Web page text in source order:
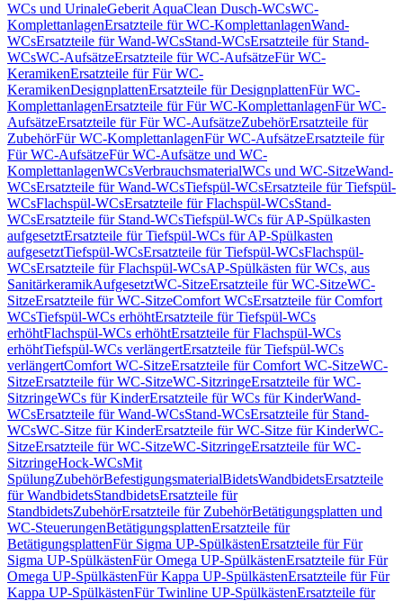
WCs und UrinaleGeberit AquaClean Dusch-WCsWC-
KomplettanlagenErsatzteile für WC-KomplettanlagenWand-
WCsErsatzteile für Wand-WCsStand-WCsErsatzteile für Stand-
WCsWC-AufsätzeErsatzteile für WC-AufsätzeFür WC-
KeramikenErsatzteile für Für WC-
KeramikenDesignplattenErsatzteile für DesignplattenFür WC-
KomplettanlagenErsatzteile für Für WC-KomplettanlagenFür WC-
AufsätzeErsatzteile für Für WC-AufsätzeZubehörErsatzteile für
ZubehörFür WC-KomplettanlagenFür WC-AufsätzeErsatzteile für
Für WC-AufsätzeFür WC-Aufsätze und WC-
KomplettanlagenWCsVerbrauchsmaterialWCs und WC-SitzeWand-
WCsErsatzteile für Wand-WCsTiefspül-WCsErsatzteile für Tiefspül-
WCsFlachspül-WCsErsatzteile für Flachspül-WCsStand-
WCsErsatzteile für Stand-WCsTiefspül-WCs für AP-Spülkasten
aufgesetztErsatzteile für Tiefspül-WCs für AP-Spülkasten
aufgesetztTiefspül-WCsErsatzteile für Tiefspül-WCsFlachspül-
WCsErsatzteile für Flachspül-WCsAP-Spülkästen für WCs, aus
SanitärkeramikAufgesetztWC-SitzeErsatzteile für WC-SitzeWC-
SitzeErsatzteile für WC-SitzeComfort WCsErsatzteile für Comfort
WCsTiefspül-WCs erhöhtErsatzteile für Tiefspül-WCs
erhöhtFlachspül-WCs erhöhtErsatzteile für Flachspül-WCs
erhöhtTiefspül-WCs verlängertErsatzteile für Tiefspül-WCs
verlängertComfort WC-SitzeErsatzteile für Comfort WC-SitzeWC-
SitzeErsatzteile für WC-SitzeWC-SitzringeErsatzteile für WC-
SitzringeWCs für KinderErsatzteile für WCs für KinderWand-
WCsErsatzteile für Wand-WCsStand-WCsErsatzteile für Stand-
WCsWC-Sitze für KinderErsatzteile für WC-Sitze für KinderWC-
SitzeErsatzteile für WC-SitzeWC-SitzringeErsatzteile für WC-
SitzringeHock-WCsMit
SpülungZubehörBefestigungsmaterialBidetsWandbidetsErsatzteile
für WandbidetsStandbidetsErsatzteile für
StandbidetsZubehörErsatzteile für ZubehörBetätigungsplatten und
WC-SteuerungenBetätigungsplattenErsatzteile für
BetätigungsplattenFür Sigma UP-SpülkästenErsatzteile für Für
Sigma UP-SpülkästenFür Omega UP-SpülkästenErsatzteile für Für
Omega UP-SpülkästenFür Kappa UP-SpülkästenErsatzteile für Für
Kappa UP-SpülkästenFür Twinline UP-SpülkästenErsatzteile für